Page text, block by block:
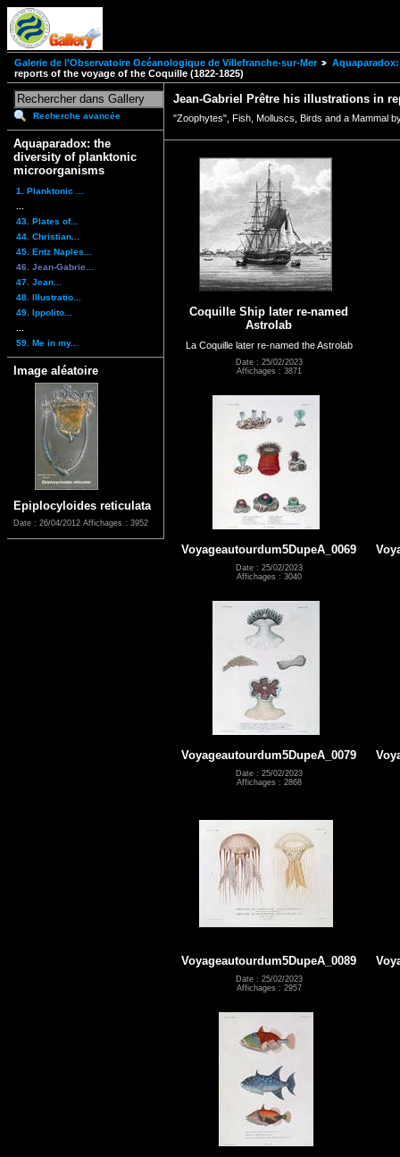
Galerie de l'Observatoire Océanologique de Villefranche-sur-Mer
reports of the voyage of the Coquille (1822-1825)
Recherche avancée
Aquaparadox: the
diversity of planktonic
microorganisms
1. Planktonic ...
43. Plates of...
44. Christian...
45. Entz Naples...
46. Jean-Gabrie...
47. Jean...
48. Illustratio...
49. Ippolito...
59. Me in my...
Image aléatoire
Epiplocyloides reticulata
Date : 26/04/2012 Affichages : 3952
Jean-Gabriel Prêtre his illustrations in
"Zoophytes", Fish, Molluscs, Birds and a Mammal
Coquille Ship later re-named
Astrolab
La Coquille later re-named the Astrolab
Date : 25/02/2023
Affichages : 3871
Voyageautourdum5DupeA_0069
Date : 25/02/2023
Affichages : 3040
Voyageautourdum5DupeA_0079
Date : 25/02/2023
Affichages : 2868
Voyageautourdum5DupeA_0089
Date : 25/02/2023
Affichages : 2957